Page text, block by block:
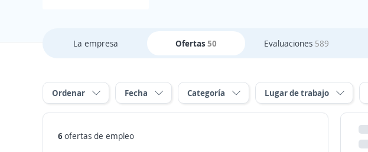
La empresa Ofertas 50 Evaluaciones 589
Ordenar Fecha Categoría Lugar de trabajo
6ofertas de empleo